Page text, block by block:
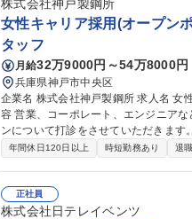
株式会社神戸製鋼所
女性キャリア採用(オープン
タッフ
月給32万9000円～54万8000円
兵庫県神戸市中央区
企業名 株式会社神戸製鋼所 求人名 女性キャリア採用（オープンポジション／ポジティブアクション） 仕事の内
容 営業、コーポレート、エンジニア
ンについて打診をさせていただきま
【制度】■産前産後休暇 ■育児休業：
との差額を補助金として支給する制度。■育児のための特別休暇 募
ン／ポジティブアクション）
年間休日120日以上 時短勤務あり 退
正社員
株式会社日テレイベンツ